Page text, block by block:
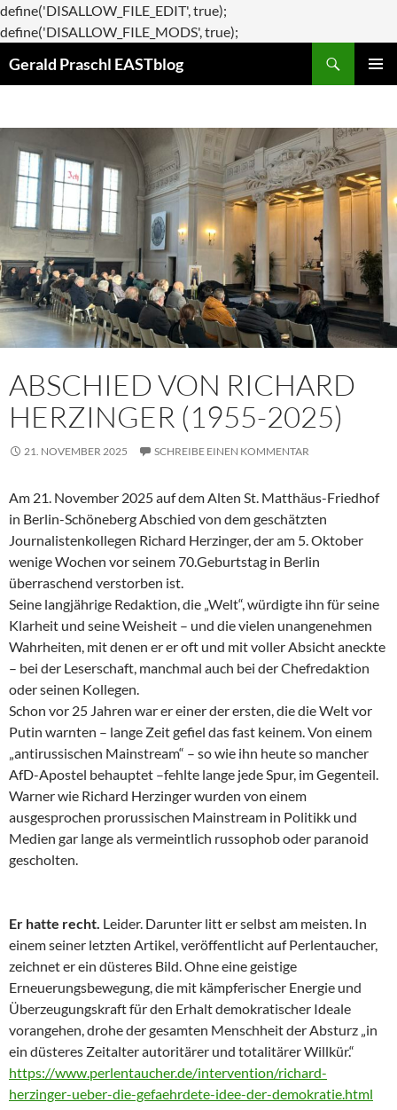
define('DISALLOW_FILE_EDIT', true);
define('DISALLOW_FILE_MODS', true);
Gerald Praschl EASTblog
ABSCHIED VON RICHARD
HERZINGER (1955-2025)
21. NOVEMBER 2025 SCHREIBE EINEN KOMMENTAR
Am 21. November 2025 auf dem Alten St. Matthäus-Friedhof
in Berlin-Schöneberg Abschied von dem geschätzten
Journalistenkollegen Richard Herzinger, der am 5. Oktober
wenige Wochen vor seinem 70.Geburtstag in Berlin
überraschend verstorben ist.
Seine langjährige Redaktion, die „Welt“, würdigte ihn für seine
Klarheit und seine Weisheit – und die vielen unangenehmen
Wahrheiten, mit denen er er oft und mit voller Absicht aneckte
– bei der Leserschaft, manchmal auch bei der Chefredaktion
oder seinen Kollegen.
Schon vor 25 Jahren war er einer der ersten, die die Welt vor
Putin warnten – lange Zeit gefiel das fast keinem. Von einem
„antirussischen Mainstream“ – so wie ihn heute so mancher
AfD-Apostel behauptet –fehlte lange jede Spur, im Gegenteil.
Warner wie Richard Herzinger wurden von einem
ausgesprochen prorussischen Mainstream in Politikk und
Medien gar lange als vermeintlich russophob oder paranoid
gescholten.
Er hatte recht. Leider. Darunter litt er selbst am meisten. In
einem seiner letzten Artikel, veröffentlicht auf Perlentaucher,
zeichnet er ein düsteres Bild. Ohne eine geistige
Erneuerungsbewegung, die mit kämpferischer Energie und
Überzeugungskraft für den Erhalt demokratischer Ideale
vorangehen, drohe der gesamten Menschheit der Absturz „in
ein düsteres Zeitalter autoritärer und totalitärer Willkür.“
https://www.perlentaucher.de/intervention/richard-
herzinger-ueber-die-gefaehrdete-idee-der-demokratie.html